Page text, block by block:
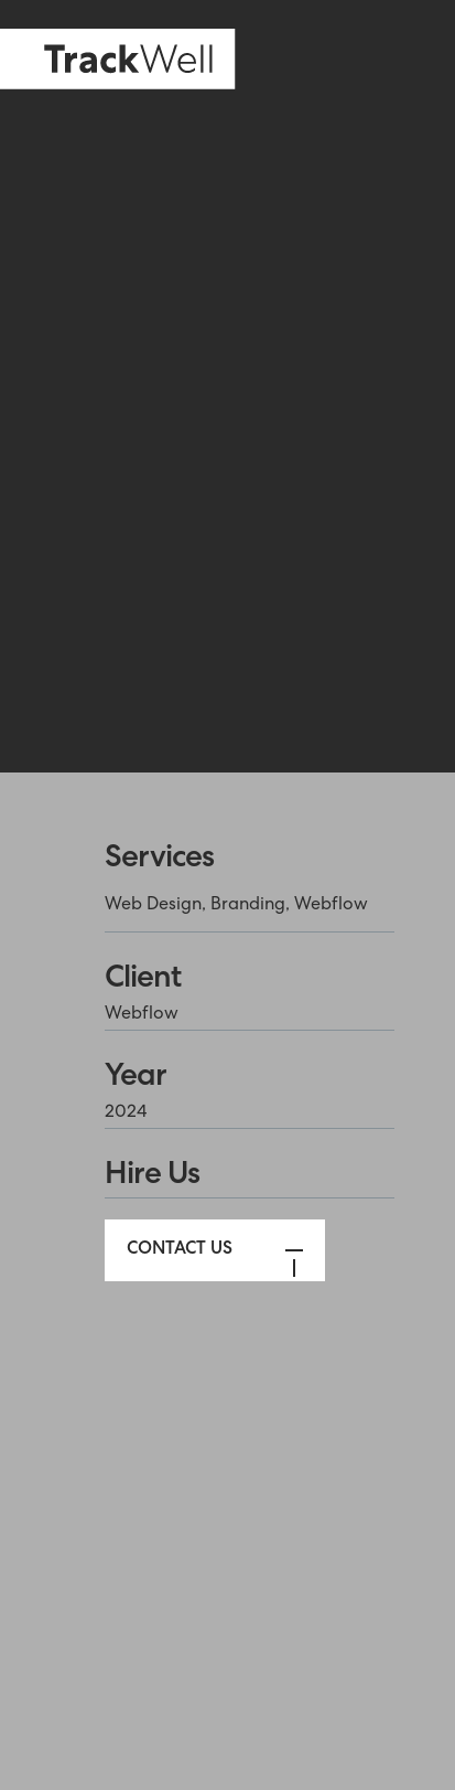
Services
Web Design, Branding, Webflow
Client
Webflow
Year
2024
Hire Us
CONTACT US